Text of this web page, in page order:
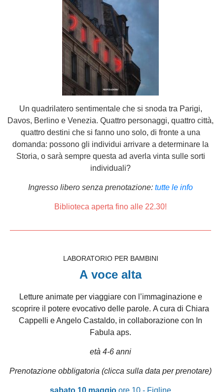
Un quadrilatero sentimentale che si snoda tra Parigi,
Davos, Berlino e Venezia. Quattro personaggi, quattro città,
quattro destini che si fanno uno solo, di fronte a una
domanda: possono gli individui arrivare a determinare la
Storia, o sarà sempre questa ad averla vinta sulle sorti
individuali?
Ingresso libero senza prenotazione: tutte le info
Biblioteca aperta fino alle 22.30!
LABORATORIO PER BAMBINI
A voce alta
Letture animate per viaggiare con l’immaginazione e
scoprire il potere evocativo delle parole. A cura di Chiara
Cappelli e Angelo Castaldo, in collaborazione con In
Fabula aps.
età 4-6 anni
Prenotazione obbligatoria (clicca sulla data per prenotare)
sabato 10 maggio ore 10 - Figline